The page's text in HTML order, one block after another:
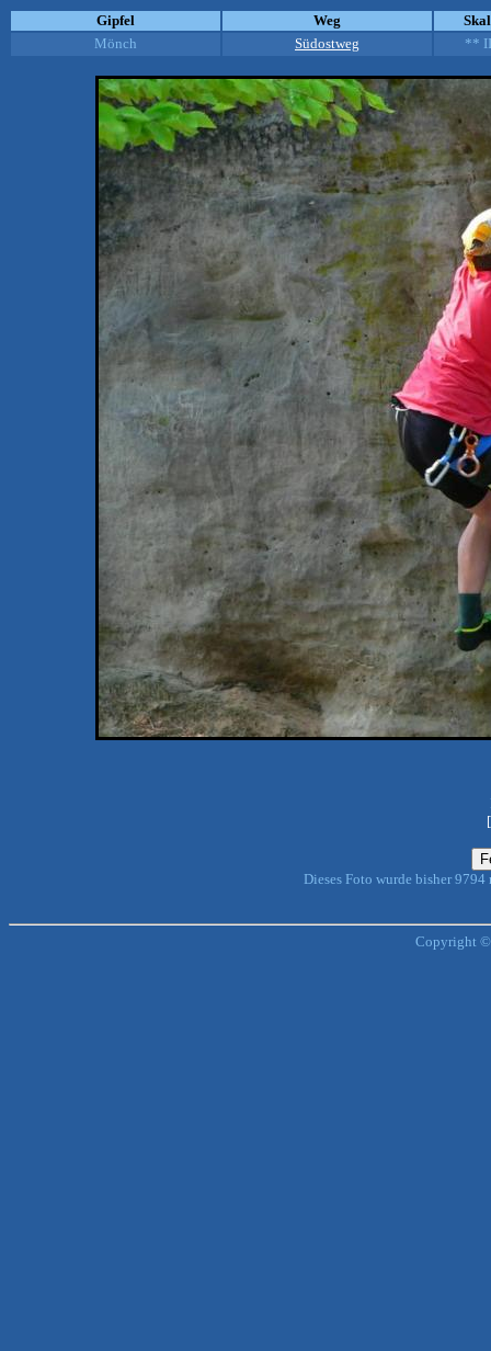
Gipfel Weg
Mönch
Südostweg **
Dieses Foto wurde bisher
Copyright ©